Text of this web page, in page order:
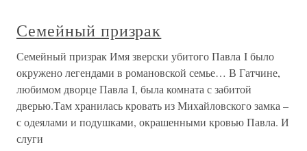
Семейный призрак
Семейный призрак Имя зверски убитого Павла I было
окружено легендами в романовской семье… В Гатчине,
любимом дворце Павла I, была комната с забитой
дверью.Там хранилась кровать из Михайловского замка –
с одеялами и подушками, окрашенными кровью Павла. И
слуги